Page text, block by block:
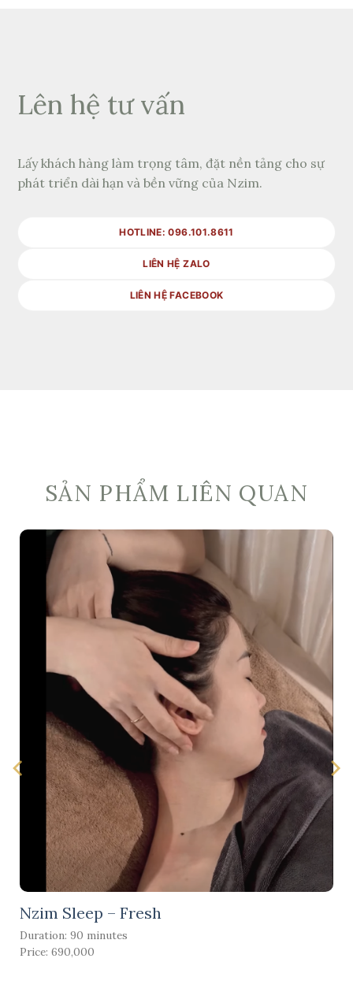
Lên hệ tư vấn
Lấy khách hàng làm trọng tâm, đặt nền tảng cho sự
phát triển dài hạn và bền vững của Nzim.
HOTLINE: 096.101.8611
LIÊN HỆ ZALO
LIÊN HỆ FACEBOOK
SẢN PHẨM LIÊN QUAN
Nzim Sleep – Fresh
Duration: 90 minutes
Price: 690,000